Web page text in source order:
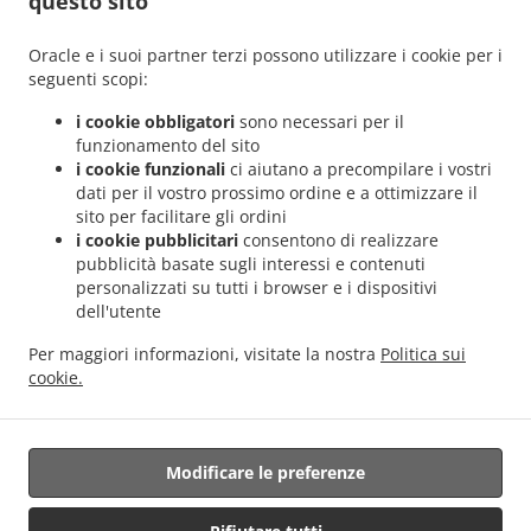
Oracle e i suoi partner terzi possono utilizzare i cookie per i
seguenti scopi:
i cookie obbligatori sono necessari per il
funzionamento del sito
i cookie funzionali ci aiutano a precompilare i vostri
dati per il vostro prossimo ordine e a ottimizzare il
sito per facilitare gli ordini
i cookie pubblicitari consentono di realizzare
pubblicità basate sugli interessi e contenuti
personalizzati su tutti i browser e i dispositivi
dell'utente
Per maggiori informazioni, visitate la nostra Politica sui
cookie.
Modificare le preferenze
Helmdange
.
cibo Lorentzweiler Hunsdorf
Sicilian Consegna del cibo Lorentzweiler Hielem
Sicilian Consegna del cibo Lorentzweiler
. Sicilian Consegna del cibo Helmdange .
Sicilian Consegna del cibo
Kehlen Bridel
Sicilian Consegna del cibo Kehlen Brameschhaff
Sicilian Consegna del
cibo Kehlen . Sicilian Consegna del cibo Contern . Sicilian Consegna del cibo Alzingen
Sicilian Consegna del cibo Findel Hamm . Sicilian Consegna del cibo Findel
Consegna del cibo Roeser Kockelscheuer
.
Sicilian Consegna del cibo Roeser Alzingen . Sicilian Consegna del cibo
Roeser Bivange . Sicilian Consegna del cibo Roeser Fentange
Sandweiler Hamm